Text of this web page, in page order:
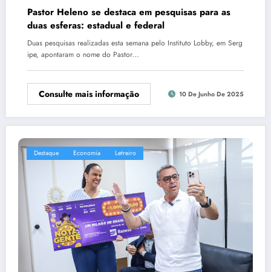
Pastor Heleno se destaca em pesquisas para as
duas esferas: estadual e federal
Duas pesquisas realizadas esta semana pelo Instituto Lobby, em Serg
ipe, apontaram o nome do Pastor…
Consulte mais informação 10 De Junho De 2025
Destaque Economia Letreiro